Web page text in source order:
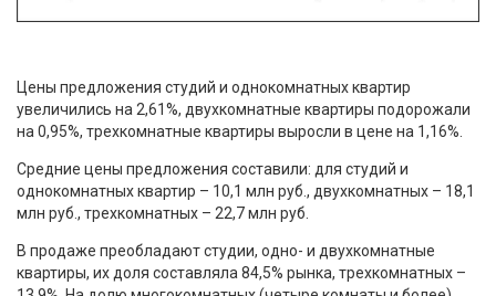
Цены предложения студий и однокомнатных квартир
увеличились на 2,61%, двухкомнатные квартиры подорожали
на 0,95%, трехкомнатные квартиры выросли в цене на 1,16%.
Средние цены предложения составили: для студий и
однокомнатных квартир – 10,1 млн руб., двухкомнатных – 18,1
млн руб., трехкомнатных – 22,7 млн руб.
В продаже преобладают студии, одно- и двухкомнатные
квартиры, их доля составляла 84,5% рынка, трехкомнатных –